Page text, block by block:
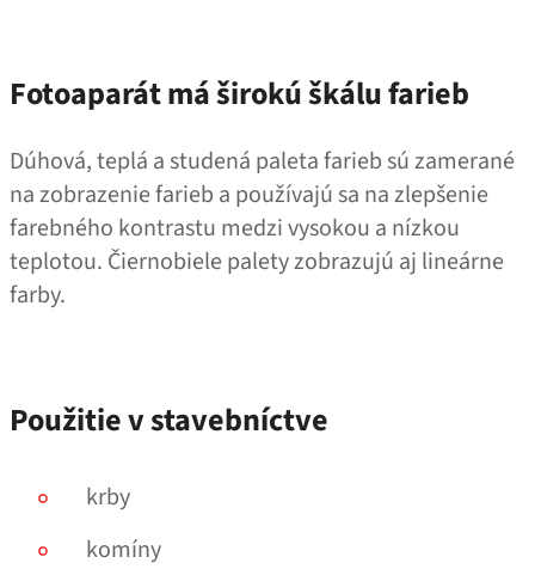
Fotoaparát má širokú škálu farieb
Dúhová, teplá a studená paleta farieb sú zamerané
na zobrazenie farieb a používajú sa na zlepšenie
farebného kontrastu medzi vysokou a nízkou
teplotou. Čiernobiele palety zobrazujú aj lineárne
farby.
Použitie v stavebníctve
krby
komíny